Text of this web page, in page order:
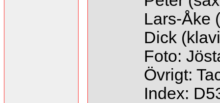
Lars-Åke
Dick
Foto:
Övrigt:
Index: